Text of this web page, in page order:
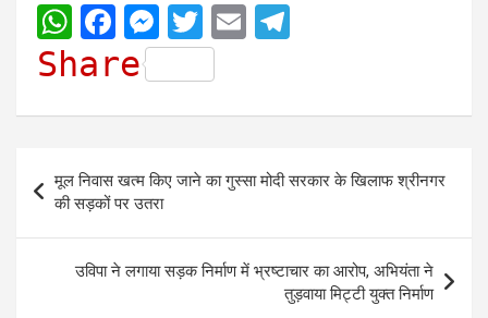
W
h
t
s
A
p
p
F
a
e
o
o
k
M
e
s
s
n
g
e
T
w
i
t
e
r
E
i
l
e
r
a
m
Share
navigation
मूल निवास खत्म किए जाने का गुस्सा मोदी सरकार के खिलाफ श्रीनगर
की सड़कों पर उतरा
उविपा ने लगाया सड़क निर्माण में भ्रष्टाचार का आरोप, अभियंता ने
तुड़वाया मिट्टी युक्त निर्माण